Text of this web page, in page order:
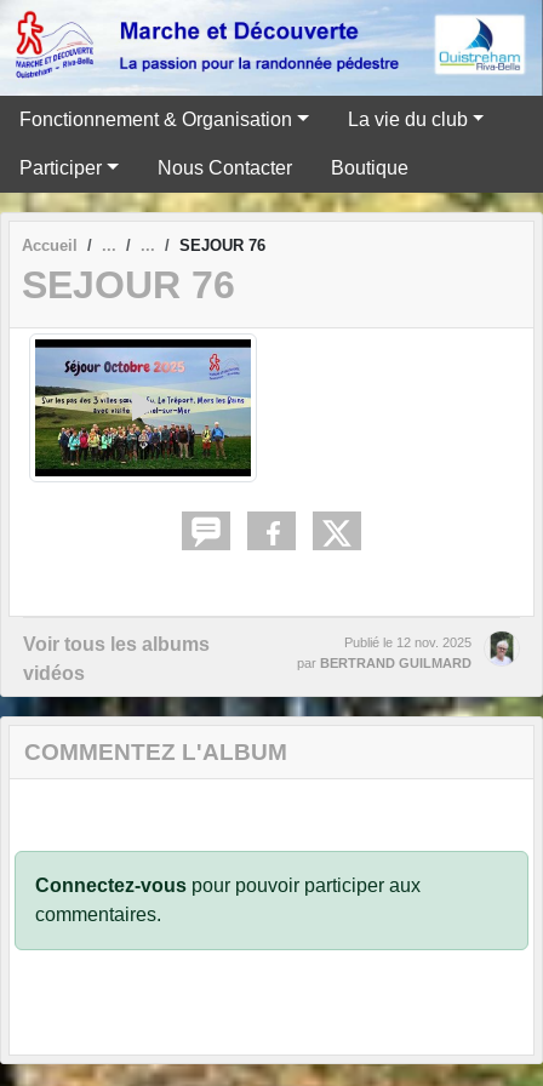
Fonctionnement & Organisation La vie du club
Participer Nous Contacter Boutique
Accueil SEJOUR 76
SEJOUR 76
Voir tous les albums
vidéos
Publié le 12 nov. 2025
par BERTRAND GUILMARD
COMMENTEZ L'ALBUM
Connectez-vous pour pouvoir participer aux
commentaires.
Panneau de gestion des cookies